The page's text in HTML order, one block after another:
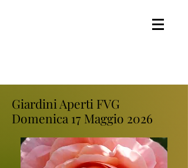
Giardini Aperti FVG
Domenica 17 Maggio 2026